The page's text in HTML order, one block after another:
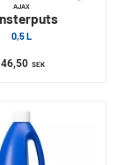
AJAX
0,5 L
46,50 SEK